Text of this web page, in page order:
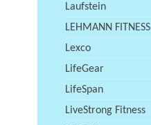
Laufstein
LEHMANN FITNESS
Lexco
LifeGear
LifeSpan
LiveStrong Fitness